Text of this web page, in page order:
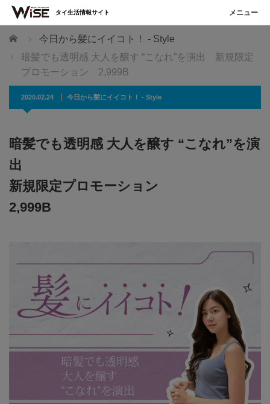
ホーム
今日から髪にイイコト！ - Style
暗髪でも透明感 大人を醸す “こなれ”を演出 新規限定
プロモーション 2,999B
2020.02.24 今日から髪にイイコト！ - Style
暗髪でも透明感 大人を醸す “こなれ”を演
出
新規限定プロモーション
2,999B
タイ生活情報サイト